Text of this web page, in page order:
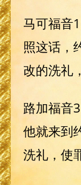
马可福音
照这话，
改的洗礼
路加福音
他就来到
洗礼，使